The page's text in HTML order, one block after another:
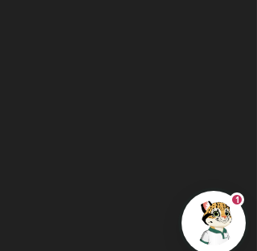
1